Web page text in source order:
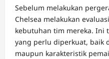
Sebelum melakukan
Chelsea melakukan
kebutuhan tim mereka. Ini
yang perlu diperkuat, baik
maupun karakteristik